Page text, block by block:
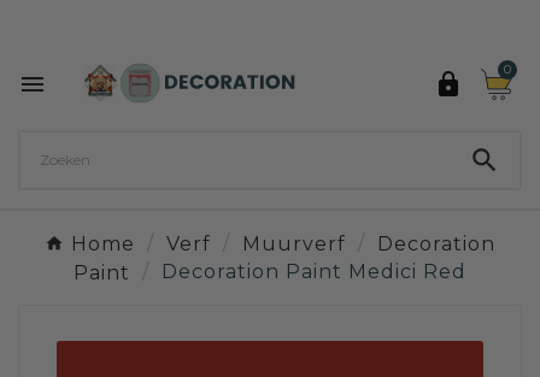
 
0

Home Verf Muurverf
Decoration
Paint
Decoration Paint Medici Red